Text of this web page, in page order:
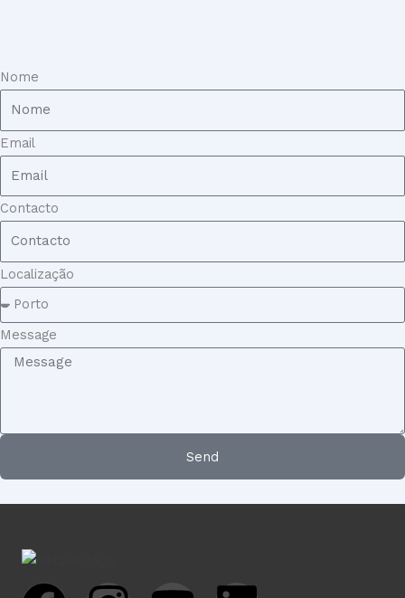
Nome
Email
Contacto
Localização
Message
Send